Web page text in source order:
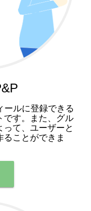
ールに登録できる
です。また、グル
て、ユーザーと
ことができま